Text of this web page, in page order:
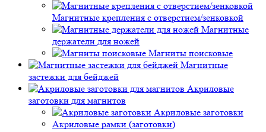
Магнитные крепления с отверстием/зенковкой
Магнитные
держатели для ножей
Магниты поисковые
Магнитные
застежки для бейджей
Акриловые
заготовки для магнитов
Акриловые заготовки
Акриловые рамки (заготовки)